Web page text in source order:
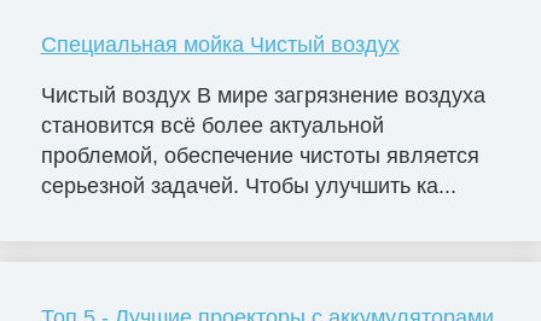
Специальная мойка Чистый воздух
Чистый воздух В мире загрязнение воздуха
становится всё более актуальной
проблемой, обеспечение чистоты является
серьезной задачей. Чтобы улучшить ка...